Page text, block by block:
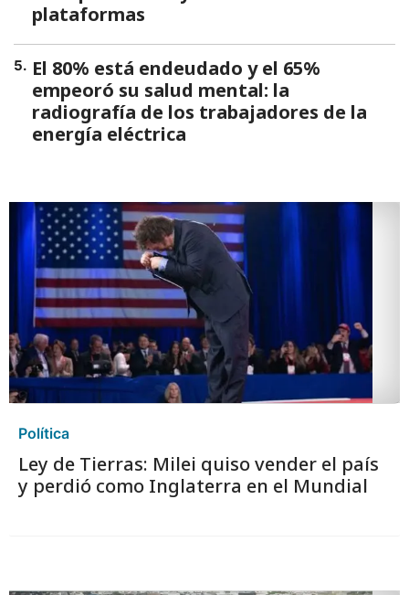
plataformas
5. El 80% está endeudado y el 65%
empeoró su salud mental: la
radiografía de los trabajadores de la
energía eléctrica
Política
Ley de Tierras: Milei quiso vender el país
y perdió como Inglaterra en el Mundial